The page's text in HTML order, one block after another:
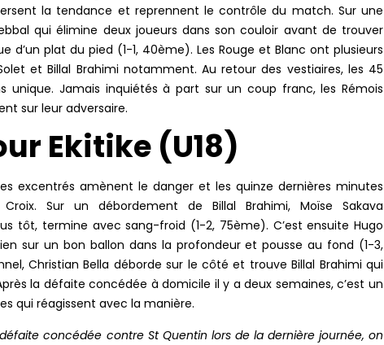
la tendance et reprennent le contrôle du match. Sur une
qui élimine deux joueurs dans son couloir avant de trouver
d’un plat du pied (1-1, 40ème). Les Rouge et Blanc ont plusieurs
et Billal Brahimi notamment. Au retour des vestiaires, les 45
unique. Jamais inquiétés à part sur un coup franc, les Rémois
sur leur adversaire.
Ekitike (U18)
excentrés amènent le danger et les quinze dernières minutes
Sur un débordement de Billal Brahimi, Moïse Sakava
tôt, termine avec sang-froid (1-2, 75ème). C’est ensuite Hugo
sur un bon ballon dans la profondeur et pousse au fond (1-3,
Christian Bella déborde sur le côté et trouve Billal Brahimi qui
la défaite concédée à domicile il y a deux semaines, c’est un
qui réagissent avec la manière.
concédée contre St Quentin lors de la dernière journée, on